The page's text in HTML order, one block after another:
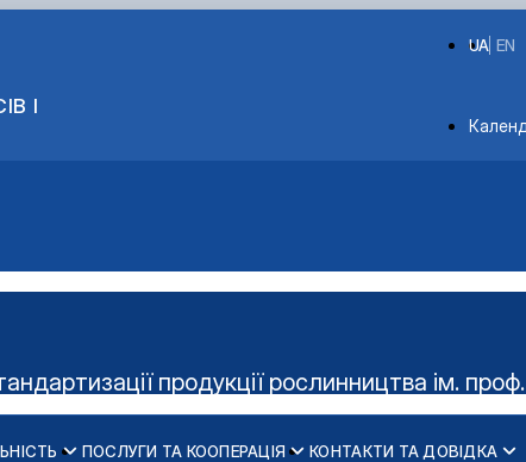
І
EN
UA
продукції рослинництва ім.
ПОСЛУГИ ТА КООПЕРАЦІЯ КОНТАКТИ ТА ДОВІДКА